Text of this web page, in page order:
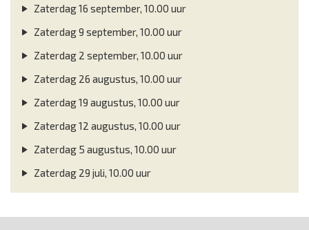
Zaterdag 16 september, 10.00 uur
Zaterdag 9 september, 10.00 uur
Zaterdag 2 september, 10.00 uur
Zaterdag 26 augustus, 10.00 uur
Zaterdag 19 augustus, 10.00 uur
Zaterdag 12 augustus, 10.00 uur
Zaterdag 5 augustus, 10.00 uur
Zaterdag 29 juli, 10.00 uur